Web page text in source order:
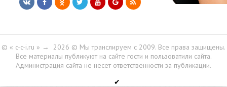
© « c-c-i.ru » → 2026 © Мы транслируем с 2009. Все права защищены.
Все материалы публикуют на сайте гости и пользоватили сайта.
Администрация сайта не несет ответственности за публикации.
✔